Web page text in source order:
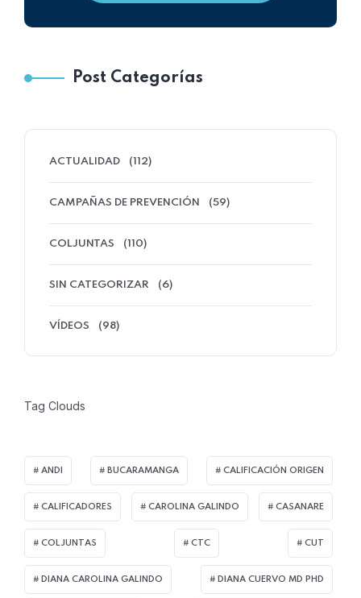
Post Categorías
ACTUALIDAD (112)
CAMPAÑAS DE PREVENCIÓN (59)
COLJUNTAS (110)
SIN CATEGORIZAR (6)
VÍDEOS (98)
Tag Clouds
ANDI BUCARAMANGA CALIFICACIÓN ORIGEN
CALIFICADORES CAROLINA GALINDO CASANARE
COLJUNTAS CTC CUT
DIANA CAROLINA GALINDO DIANA CUERVO MD PHD